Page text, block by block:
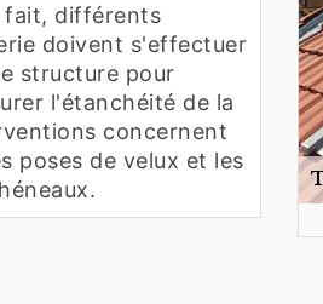
fait, différents
doivent s'effectuer
structure pour
l'étanchéité de la
concernent
poses de velux et les